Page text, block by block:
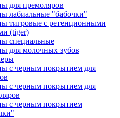
для премоляров
лабиальные "бабочки"
тигровые с ретенционными
(tiger)
специальные
для молочных зубов
с черным покрытием для
с черным покрытием для
с черным покрытием